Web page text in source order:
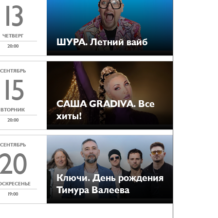
13
ЧЕТВЕРГ
20:00
ШУРА. Летний вайб
СЕНТЯБРЬ
15
ВТОРНИК
20:00
САША GRADIVA. Все
хиты!
СЕНТЯБРЬ
19:00
Ключи. День рождения
Тимура Валеева